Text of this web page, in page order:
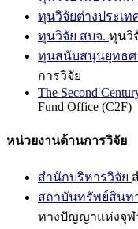
ทุนวิจัยต่างประเท
ทุนวิจัย สบจ. ทุนวิ
ทุนสนับสนุนยุทธศ
การวิจัย
The Second
Fund Office (C2F)
หน่วยงานด้านการวิจัย
สำนักบริหารวิจัย
สถาบันทรัพย์สินท
ทางปัญญาแห่งจุฬ